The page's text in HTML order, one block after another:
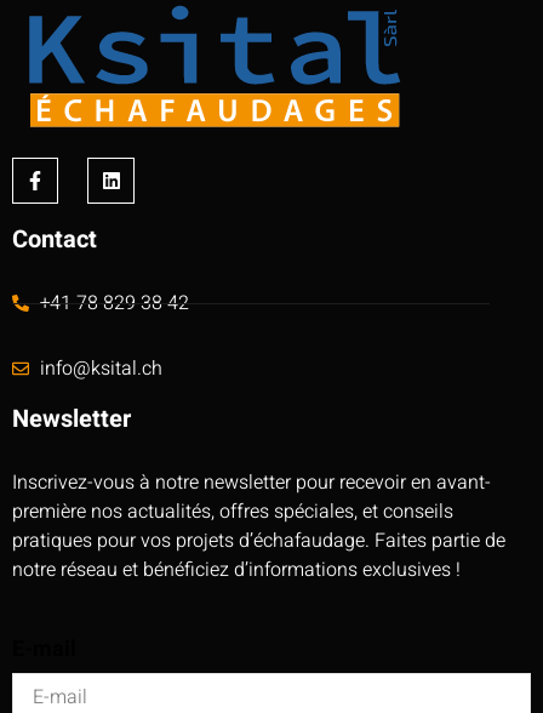
Contact
+41 78 829 38 42
info@ksital.ch
Newsletter
Inscrivez-vous à notre newsletter pour recevoir en avant-
première nos actualités, offres spéciales, et conseils
pratiques pour vos projets d’échafaudage. Faites partie de
notre réseau et bénéficiez d’informations exclusives !